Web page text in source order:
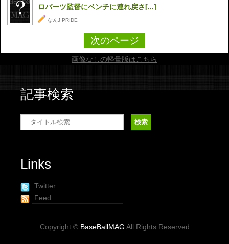
ロバーツ監督にベンチに連れ戻さ[...]
なんJ PRIDE
次のページ
画像なしの軽量版はこちら
記事検索
Links
Twitter
Feed
Copyright © BaseBallMAG All Rights Reserved